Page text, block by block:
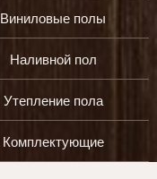
Виниловые полы
Наливной пол
Утепление пола
Комплектующие